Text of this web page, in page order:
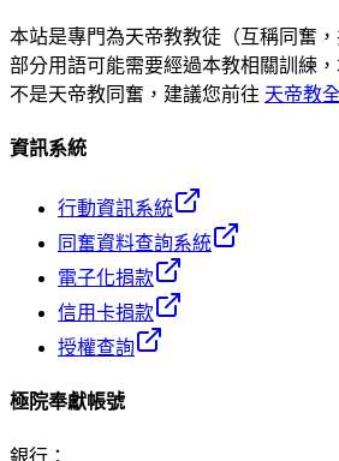
本站是專門為天帝教教徒（互稱同奮
部分用語可能需要經過本教相關訓練
不是天帝教同奮，建議您前往 天帝教
資訊系統
行動資訊系統
同奮資料查詢系統
電子化捐款
信用卡捐款
授權查詢
極院奉獻帳號
銀行 ：